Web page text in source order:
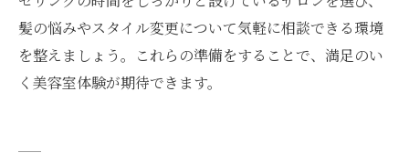
髪の悩みやスタイル変更について気軽に相談できる環境
を整えましょう。これらの準備をすることで、満足のい
く美容室体験が期待できます。